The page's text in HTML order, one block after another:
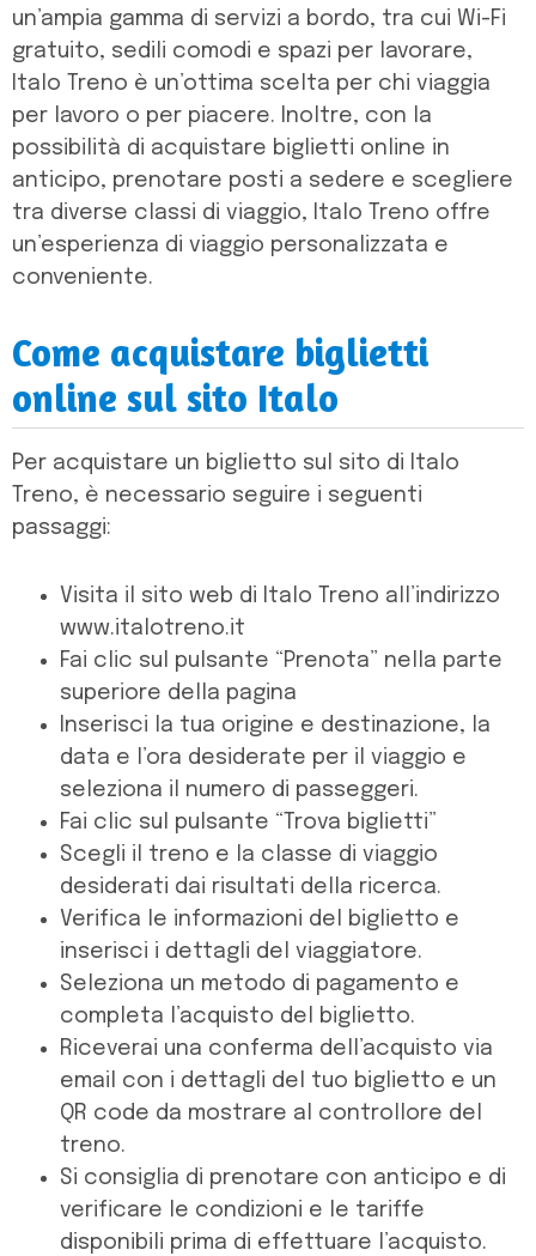
un’ampia gamma di servizi a bordo, tra cui Wi-Fi
gratuito, sedili comodi e spazi per lavorare,
Italo Treno è un’ottima scelta per chi viaggia
per lavoro o per piacere. Inoltre, con la
possibilità di acquistare biglietti online in
anticipo, prenotare posti a sedere e scegliere
tra diverse classi di viaggio, Italo Treno offre
un’esperienza di viaggio personalizzata e
conveniente.
Come acquistare biglietti
online sul sito Italo
Per acquistare un biglietto sul sito di Italo
Treno, è necessario seguire i seguenti
passaggi:
Visita il sito web di Italo Treno all’indirizzo
www.italotreno.it
Fai clic sul pulsante “Prenota” nella parte
superiore della pagina
Inserisci la tua origine e destinazione, la
data e l’ora desiderate per il viaggio e
seleziona il numero di passeggeri.
Fai clic sul pulsante “Trova biglietti”
Scegli il treno e la classe di viaggio
desiderati dai risultati della ricerca.
Verifica le informazioni del biglietto e
inserisci i dettagli del viaggiatore.
Seleziona un metodo di pagamento e
completa l’acquisto del biglietto.
Riceverai una conferma dell’acquisto via
email con i dettagli del tuo biglietto e un
QR code da mostrare al controllore del
treno.
Si consiglia di prenotare con anticipo e di
verificare le condizioni e le tariffe
disponibili prima di effettuare l’acquisto.